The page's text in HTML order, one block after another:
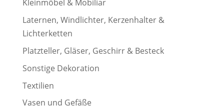
Kleinmöbel & Mobiliar
Laternen, Windlichter, Kerzenhalter &
Lichterketten
Platzteller, Gläser, Geschirr & Besteck
Sonstige Dekoration
Textilien
Vasen und Gefäße